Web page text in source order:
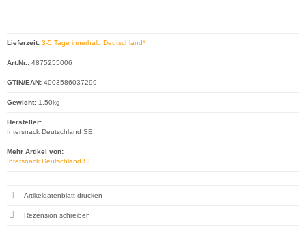
Lieferzeit: 3-5 Tage innerhalb Deutschland*
Art.Nr.: 4875255006
GTIN/EAN: 4003586037299
Gewicht: 1.50kg
Hersteller:
Intersnack Deutschland SE
Mehr Artikel von:
Intersnack Deutschland SE
Artikeldatenblatt drucken
Rezension schreiben